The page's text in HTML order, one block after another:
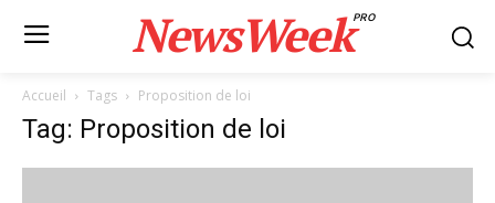
NewsWeekPRO
Accueil Tags Proposition de loi
Tag: Proposition de loi